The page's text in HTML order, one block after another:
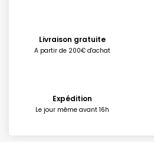
Livraison gratuite
A partir de 200€ d'achat
Expédition
Le jour même avant 16h